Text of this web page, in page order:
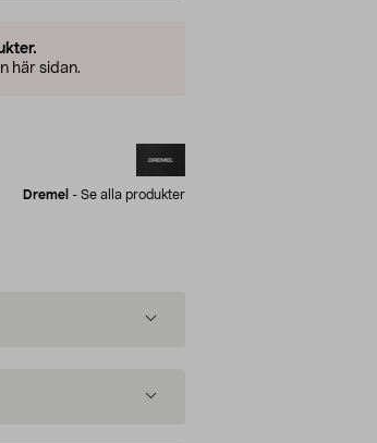
här sidan.
Dremel - Se alla produkter